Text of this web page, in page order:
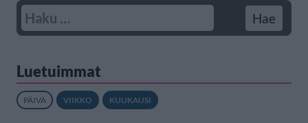
Luetuimmat
PÄIVÄ VIIKKO KUUKAUSI